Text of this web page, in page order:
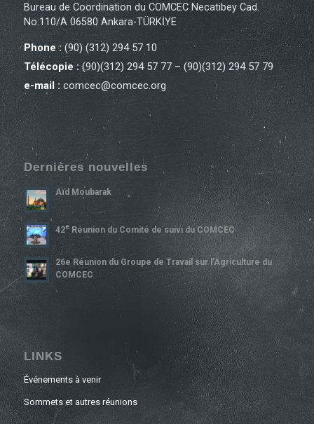
Bureau de Coordination du COMCEC Necatibey Cad.
No:110/A 06580 Ankara-TÜRKİYE
Phone :(90) (312) 294 57 10
Télécopie :(90)(312) 294 57 77 – (90)(312) 294 57 79
e-mail : comcec@comcec.org
Dernières nouvelles
Aïd Moubarak
42ERéunion du Comité de suivi du COMCEC
26e Réunion du Groupe de Travail sur l’Agriculture du
COMCEC
LINKS
Événements à venir
Sommets et autres réunions